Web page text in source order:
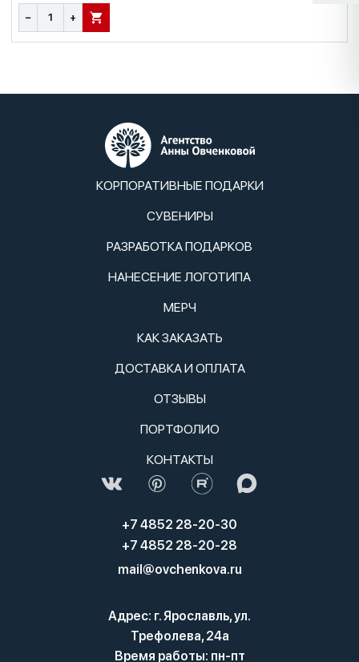
− + В КОРЗИНУ
КОРПОРАТИВНЫЕ ПОДАРКИ
СУВЕНИРЫ
РАЗРАБОТКА ПОДАРКОВ
НАНЕСЕНИЕ ЛОГОТИПА
МЕРЧ
КАК ЗАКАЗАТЬ
ДОСТАВКА И ОПЛАТА
ОТЗЫВЫ
ПОРТФОЛИО
КОНТАКТЫ
+7 4852 28-20-30
+7 4852 28-20-28
mail@ovchenkova.ru
Адрес: г. Ярославль, ул.
Трефолева, 24а
Время работы: пн-пт